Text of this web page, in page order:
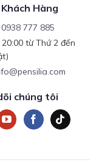
Hàng
0938 777 885
từ Thứ 2 đến
chúng tôi